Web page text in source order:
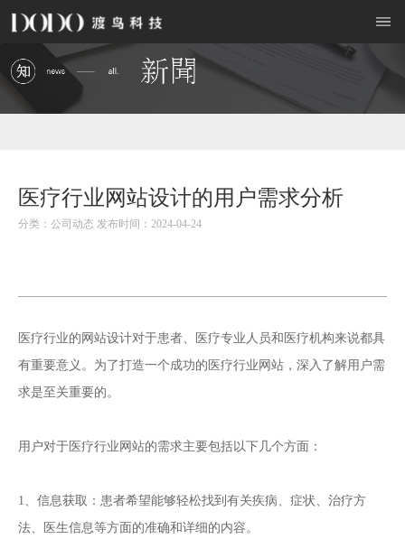
医疗行业网站设计的用户需求分析
分类：公司动态 发布时间：2024-04-24
医疗行业的 网站设计对于患者、医疗专业人员和医疗机构来说都具
有重要意义。为了打造一个成功的医疗行业网站，深入了解用户需
求是至关重要的。
用户对于医疗行业网站的需求主要包括以下几个方面：
1、信息获取：患者希望能够轻松找到有关疾病、症状、治疗方
法、医生信息等方面的准确和详细的内容。